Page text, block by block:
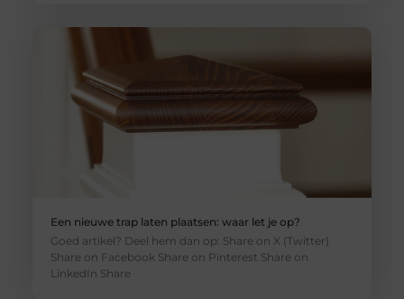
Een nieuwe trap laten plaatsen: waar let je op?
Goed artikel? Deel hem dan op: Share on X (Twitter)
Share on Facebook Share on Pinterest Share on
LinkedIn Share